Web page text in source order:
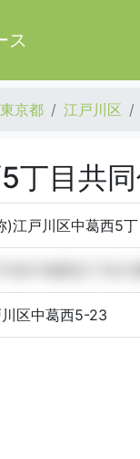
ス
東京都 江戸川区
丁目共
)江戸川区中葛西5
区中葛西5-23